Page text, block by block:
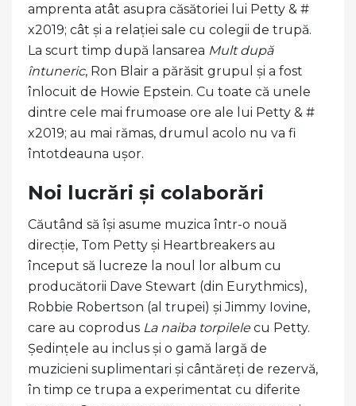
amprenta atât asupra căsătoriei lui Petty & #
x2019; cât și a relației sale cu colegii de trupă.
La scurt timp după lansarea Mult după
întuneric, Ron Blair a părăsit grupul și a fost
înlocuit de Howie Epstein. Cu toate că unele
dintre cele mai frumoase ore ale lui Petty & #
x2019; au mai rămas, drumul acolo nu va fi
întotdeauna ușor.
Noi lucrări și colaborări
Căutând să își asume muzica într-o nouă
direcție, Tom Petty și Heartbreakers au
început să lucreze la noul lor album cu
producătorii Dave Stewart (din Eurythmics),
Robbie Robertson (al trupei) și Jimmy Iovine,
care au coprodus La naiba torpilelecu Petty.
Ședințele au inclus și o gamă largă de
muzicieni suplimentari și cântăreți de rezervă,
în timp ce trupa a experimentat cu diferite